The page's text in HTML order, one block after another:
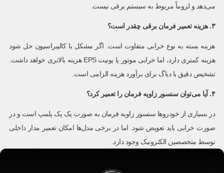
می‌دهد و لزوماً مربوط به سیستم برقی نیست.
۳.هزینه تعمیر فرمان برقی چقدر است؟
هزینه بسته به نوع خرابی متفاوت است. اگر مشکل با کالیبراسیون حل شود
هزینه کمتری دارد، اما خرابی موتور یا یونیت EPS هزینه بالاتری خواهد داشت.
تشخیص دقیق با دیاگ برای برآورد هزینه الزامی است.
۴. آیا می‌توان سنسور زاویه فرمان را تعمیر کرد؟
در بسیاری از خودروها سنسور زاویه فرمان به صورت یک پک پلمپ است و در
صورت خرابی باید تعویض شود. اما در برخی مدل‌ها امکان تعمیر مدار داخلی
توسط متخصصین الکترونیک وجود دارد.